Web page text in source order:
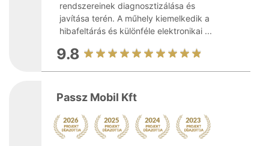
rendszereinek diagnosztizálása és
javítása terén. A műhely kiemelkedik a
hibafeltárás és különféle elektronikai ...
9.8
Passz Mobil Kft